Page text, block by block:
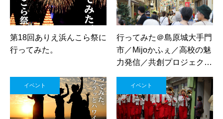
第18回ありえ浜んこら祭に
行ってみた。
行ってみた＠島原城大手門
市／Mijoかふぇ／高校の魅
力発信／共創プロジェクト
祭り
イベント イベント